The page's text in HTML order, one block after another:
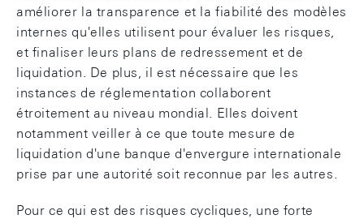
améliorer la transparence et la fiabilité des modèles
internes qu'elles utilisent pour évaluer les risques,
et finaliser leurs plans de redressement et de
liquidation. De plus, il est nécessaire que les
instances de réglementation collaborent
étroitement au niveau mondial. Elles doivent
notamment veiller à ce que toute mesure de
liquidation d'une banque d'envergure internationale
prise par une autorité soit reconnue par les autres.
Pour ce qui est des risques cycliques, une forte